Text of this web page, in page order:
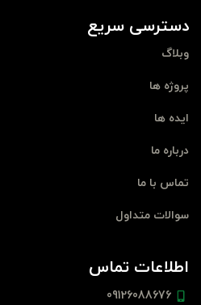
دسترسی سریع
وبلاگ
پروژه ها
ایده ها
درباره ما
تماس با ما
سوالات متداول
اطلاعات تماس
09126088676